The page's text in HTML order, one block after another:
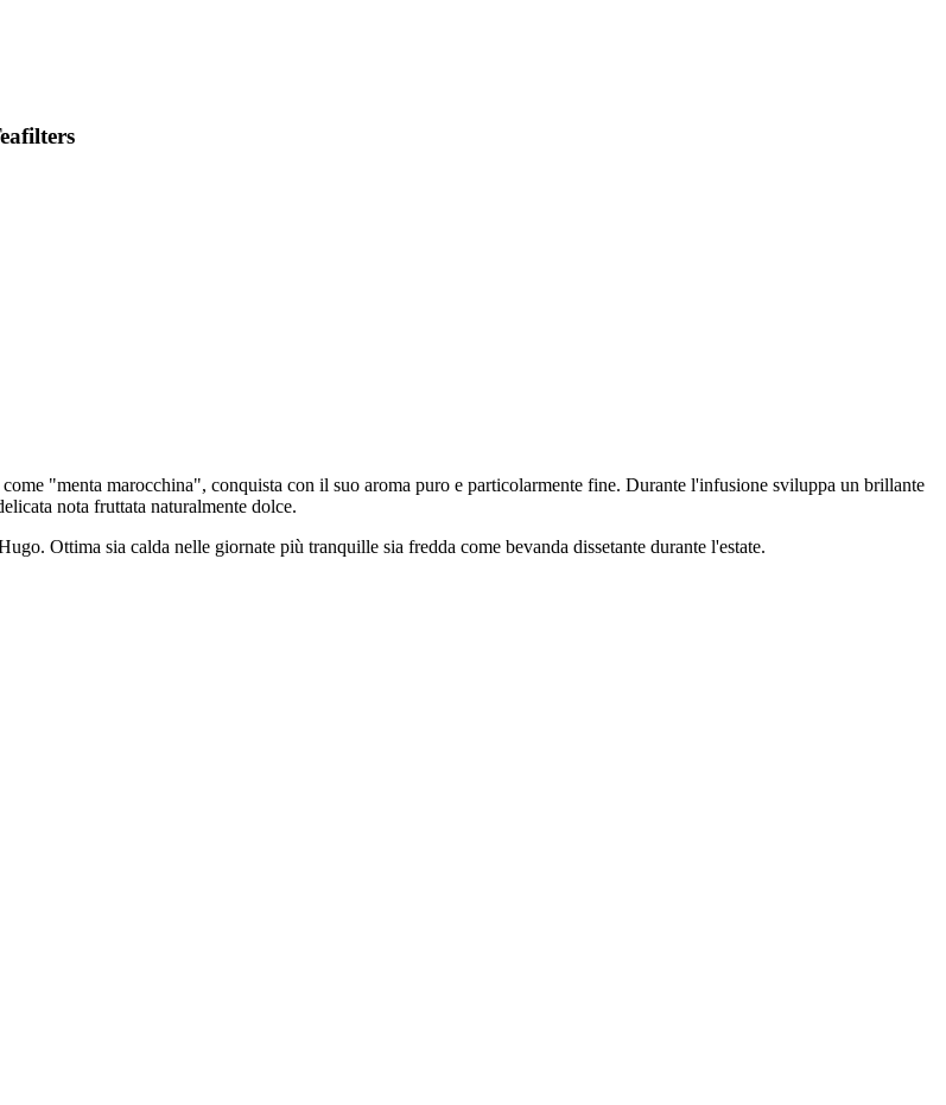
"menta marocchina", conquista con il suo aroma puro e particolarmente fine. Durante l'infusione sviluppa un brillante
nota fruttata naturalmente dolce.
Ottima sia calda nelle giornate più tranquille sia fredda come bevanda dissetante durante l'estate.